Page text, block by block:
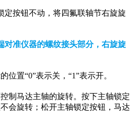
定按钮不动，将四氟联轴节右旋旋
对准仪器的螺纹接头部分，右旋旋
位置“0”表示关，“1”表示开。
制马达主轴的旋转。按下主轴锁定
会旋转；松开主轴锁定按钮，马达